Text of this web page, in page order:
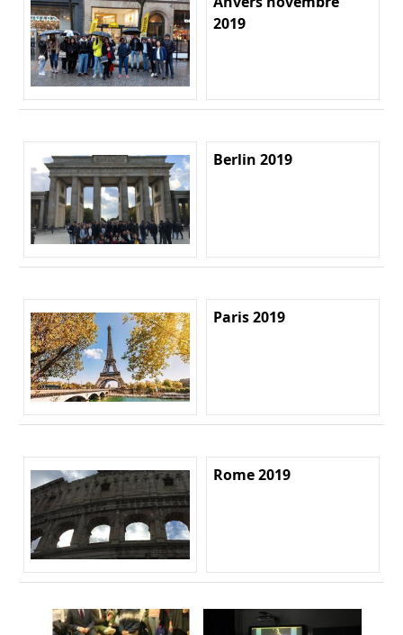
2019
Berlin 2019
Paris 2019
Rome 2019